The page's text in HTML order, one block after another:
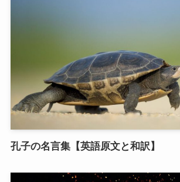
孔子の名言集【英語原文と和訳】